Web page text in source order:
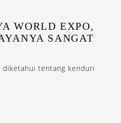
WORLD EXPO,
SANGAT
diketahui tentang kenduri